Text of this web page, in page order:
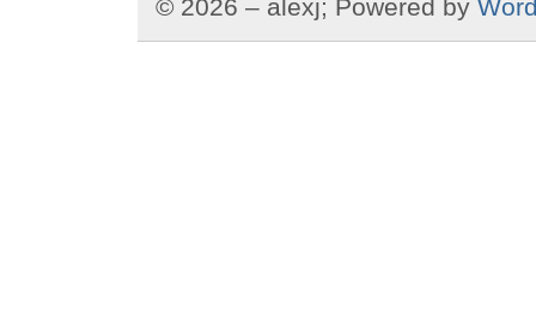
© 2026 – alexj; Powered by